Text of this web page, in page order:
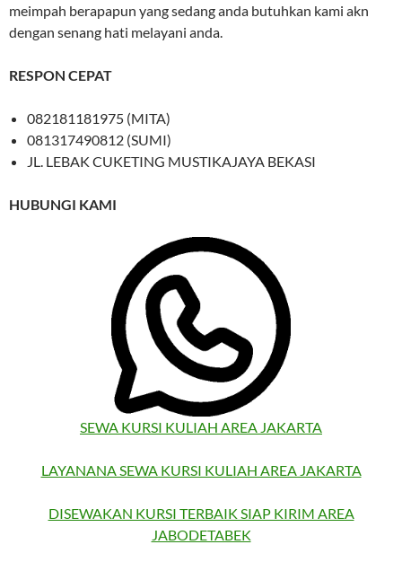
meimpah berapapun yang sedang anda butuhkan kami akn
dengan senang hati melayani anda.
RESPON CEPAT
082181181975 (MITA)
081317490812 (SUMI)
JL. LEBAK CUKETING MUSTIKAJAYA BEKASI
HUBUNGI KAMI
SEWA KURSI KULIAH AREA JAKARTA
LAYANANA SEWA KURSI KULIAH AREA JAKARTA
DISEWAKAN KURSI TERBAIK SIAP KIRIM AREA
JABODETABEK